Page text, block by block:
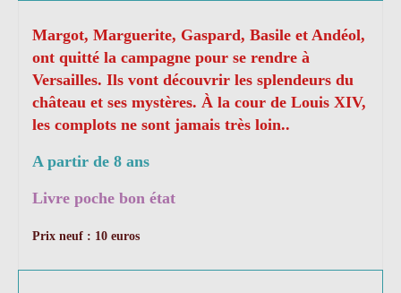
Margot, Marguerite, Gaspard, Basile et Andéol,
ont quitté la campagne pour se rendre à
Versailles. Ils vont découvrir les splendeurs du
château et ses mystères. À la cour de Louis XIV,
les complots ne sont jamais très loin..
A partir de 8 ans
Livre poche bon état
Prix neuf : 10 euros